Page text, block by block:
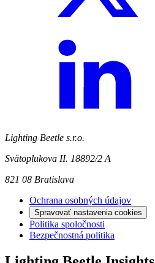
Lighting Beetle s.r.o.
Svätoplukova II. 18892/2 A
821 08 Bratislava
Ochrana osobných údajov
Spravovať nastavenia cookies
Politika spoločnosti
Bezpečnostná politika